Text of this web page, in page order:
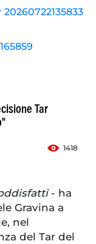
Tar
1418
- ha
Gravina a
nel
del Tar del